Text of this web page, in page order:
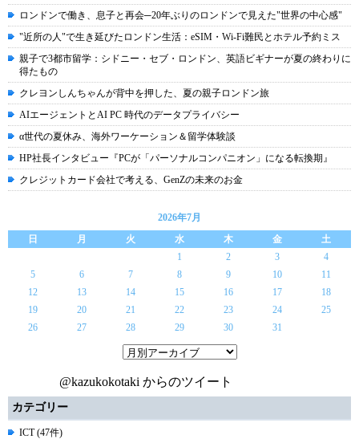
ロンドンで働き、息子と再会─20年ぶりのロンドンで見えた"世界の中心感"
"近所の人"で生き延びたロンドン生活：eSIM・Wi-Fi難民とホテル予約ミス
親子で3都市留学：シドニー・セブ・ロンドン、英語ビギナーが夏の終わりに
得たもの
クレヨンしんちゃんが背中を押した、夏の親子ロンドン旅
AIエージェントとAI PC 時代のデータプライバシー
α世代の夏休み、海外ワーケーション＆留学体験談
HP社長インタビュー『PCが「パーソナルコンパニオン」になる転換期』
クレジットカード会社で考える、GenZの未来のお金
2026年7月
日
月 火 水 木 金
土
1
2 3
4
5
6 7 8 9 10
11
12
13 14 15 16 17
18
19
20 21 22 23 24
25
26
27 28 29 30 31
@kazukokotaki からのツイート
カテゴリー
ICT (47件)